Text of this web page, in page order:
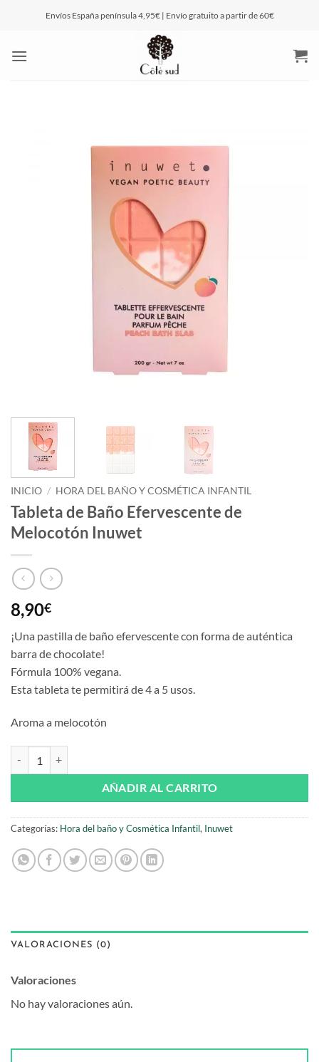
Envíos España península 4,95€ | Envío gratuito a partir de 60€
INICIO / HORA DEL BAÑO Y COSMÉTICA INFANTIL
Tableta de Baño Efervescente de
Melocotón Inuwet
8,90€
¡Una pastilla de baño efervescente con forma de auténtica
barra de chocolate!
Fórmula 100% vegana.
Esta tableta te permitirá de 4 a 5 usos.
Aroma a melocotón
AÑADIR AL CARRITO
Categorías: Hora del baño y Cosmética Infantil, Inuwet
VALORACIONES (0)
Valoraciones
No hay valoraciones aún.